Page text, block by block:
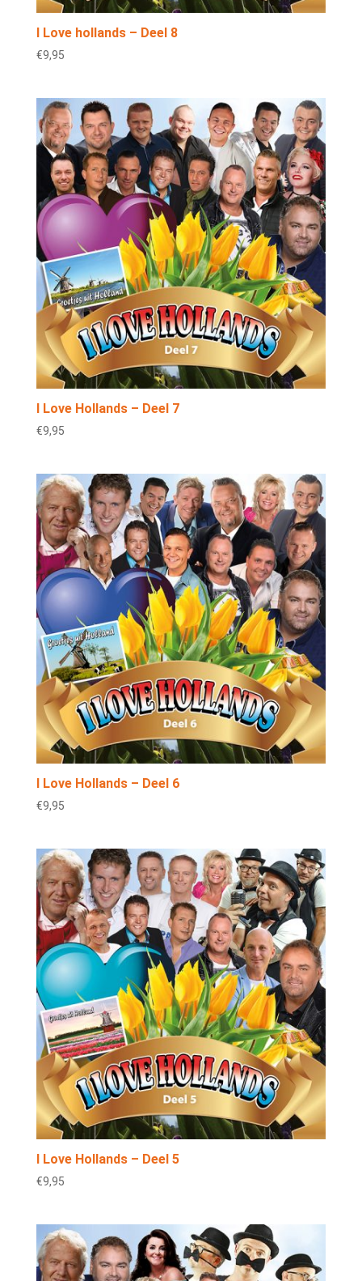
I Love hollands – Deel 8
€9,95
I Love Hollands – Deel 7
€9,95
I Love Hollands – Deel 6
€9,95
I Love Hollands – Deel 5
€9,95